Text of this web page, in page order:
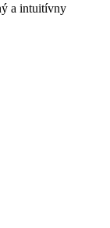
a intuitívny